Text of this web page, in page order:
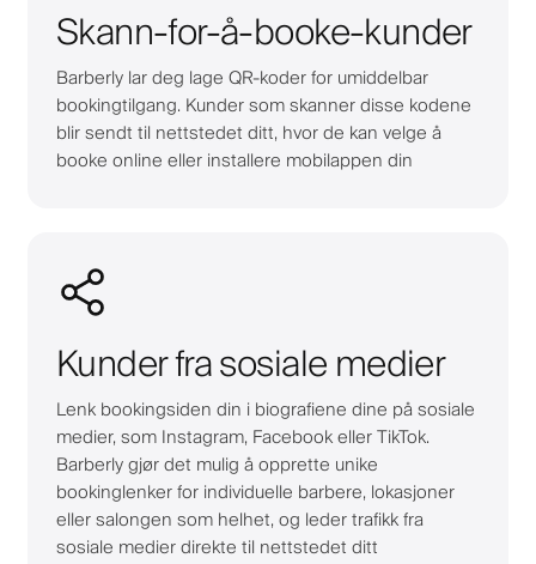
Skann-for-å-booke-kunder
Barberly lar deg lage QR-koder for umiddelbar
bookingtilgang. Kunder som skanner disse kodene
blir sendt til nettstedet ditt, hvor de kan velge å
booke online eller installere mobilappen din
Kunder fra sosiale medier
Lenk bookingsiden din i biografiene dine på sosiale
medier, som Instagram, Facebook eller TikTok.
Barberly gjør det mulig å opprette unike
bookinglenker for individuelle barbere, lokasjoner
eller salongen som helhet, og leder trafikk fra
sosiale medier direkte til nettstedet ditt